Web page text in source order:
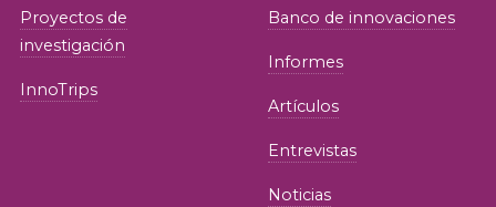
Proyectos de
investigación
InnoTrips
Banco de innovaciones
Informes
Artículos
Entrevistas
Noticias